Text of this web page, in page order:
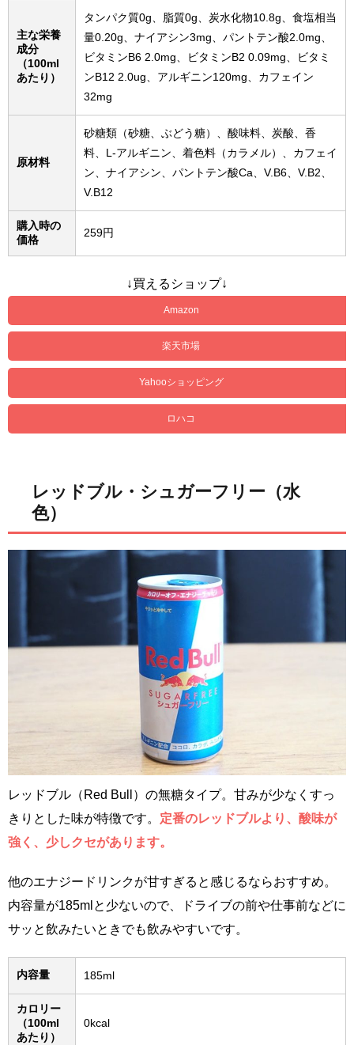
主な栄養
成分
（100ml
あたり）
タンパク質0g、脂質0g、炭水化物10.8g、食塩相当
量0.20g、ナイアシン3mg、パントテン酸2.0mg、
ビタミンB6 2.0mg、ビタミンB2 0.09mg、ビタミ
ンB12 2.0ug、アルギニン120mg、カフェイン
32mg
原材料
砂糖類（砂糖、ぶどう糖）、酸味料、炭酸、香
料、L-アルギニン、着色料（カラメル）、カフェイ
ン、ナイアシン、パントテン酸Ca、V.B6、V.B2、
V.B12
購入時の
価格
259円
↓買えるショップ↓
Amazon
楽天市場
Yahooショッピング
ロハコ
レッドブル・シュガーフリー（水
色）
レッドブル（Red Bull）の無糖タイプ。甘みが少なくすっ
きりとした味が特徴です。 定番のレッドブルより、酸味が
強く、少しクセがあります。
他のエナジードリンクが甘すぎると感じるならおすすめ。
内容量が185mlと少ないので、ドライブの前や仕事前などに
サッと飲みたいときでも飲みやすいです。
内容量 185ml
カロリー
（100ml
あたり）
0kcal